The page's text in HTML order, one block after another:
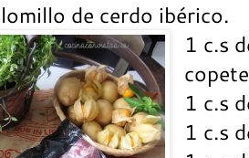
de cerdo ibérico.
1 c.s
1 c.s
1 c.s